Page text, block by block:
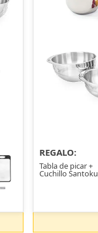
REGALO:
Tabla de picar +
Cuchillo Santoku